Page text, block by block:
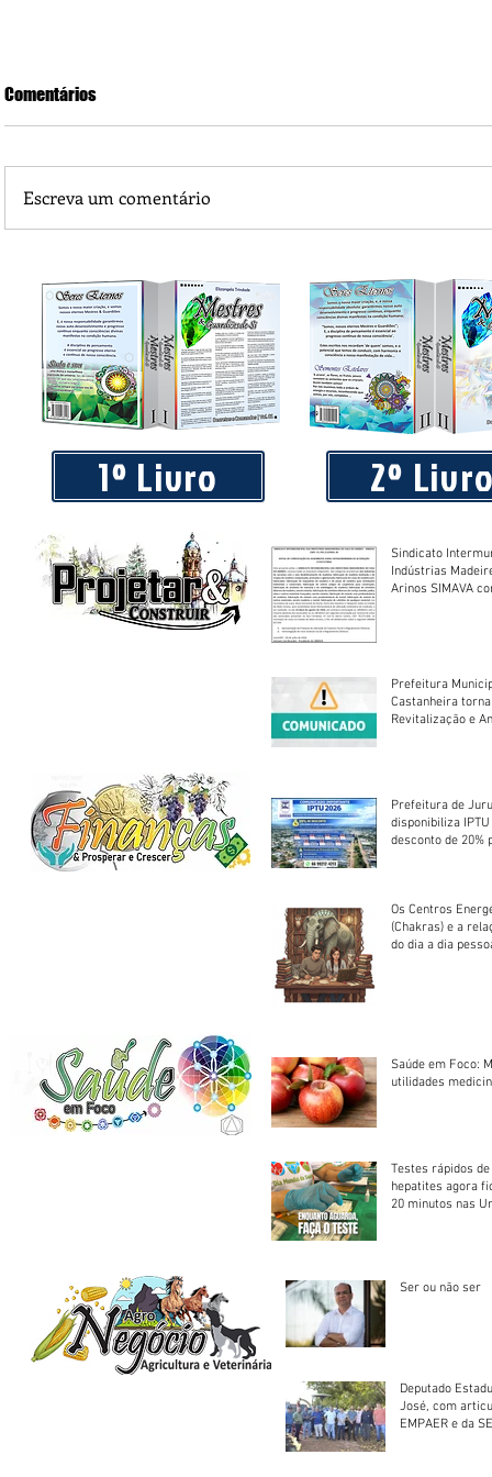
Praça 04 de Julho recebe novos equipamentos de
livre
Comentários
Escreva um comentário
1º Livro 2º
Sindicato
Indústrias
Arinos SIMAVA convoca à
Prefeitura
Castanheira
Revitalização e
Prefeitura de
disponibiliza
desconto de 20%
Os Centros
(Chakras) e a
do dia a dia
Saúde em Foco:
utilidades
Testes rápidos
hepatites agora
20 minutos nas
Ser ou não ser
Deputado
José, com
EMPAER e da